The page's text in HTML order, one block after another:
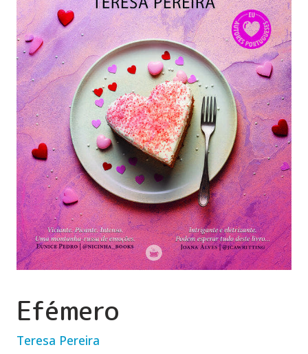
Efémero
Teresa Pereira